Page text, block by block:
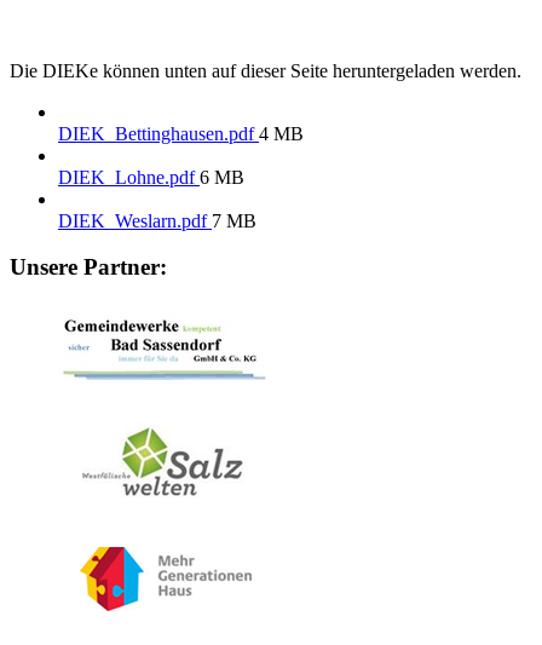
Die DIEKe können unten auf dieser Seite heruntergeladen werden.
DIEK_Bettinghausen.pdf 4 MB
DIEK_Lohne.pdf 6 MB
DIEK_Weslarn.pdf 7 MB
Unsere Partner: